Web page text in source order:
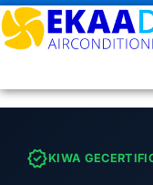
verifiedKIWA